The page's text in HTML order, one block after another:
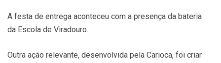
A festa de entrega aconteceu com a presença da bateria
da Escola de Viradouro.
Outra ação relevante, desenvolvida pela Carioca, foi criar